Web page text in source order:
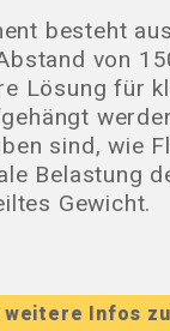
besteht
von
Lösung für
sind, wie
Belastung
Gewicht.
Infos